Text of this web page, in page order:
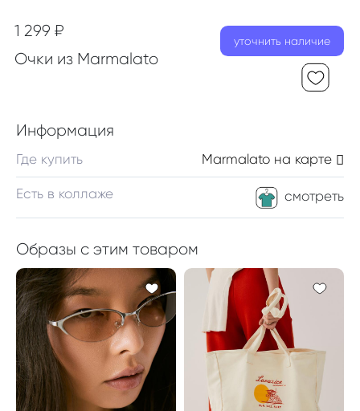
1 299 ₽
Очки из Marmalato
уточнить наличие
Информация
Marmalato на карте
Где купить
смотреть
Есть в коллаже
Образы с этим товаром